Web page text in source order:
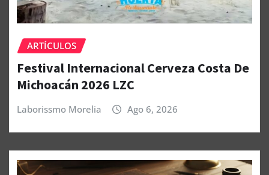
ARTÍCULOS
Festival Internacional Cerveza Costa De
Michoacán 2026 LZC
Laborissmo Morelia Ago 6, 2026